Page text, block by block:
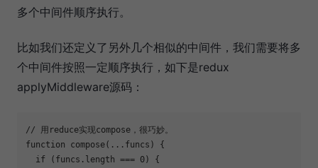
多个中间件顺序执行。
比如我们还定义了另外几个相似的中间件，我们需要将多
个中间件按照一定顺序执行，如下是redux
applyMiddleware源码：
// 用reduce实现compose，很巧妙。
function
compose( ...funcs ) {
if (funcs.length === 0) {